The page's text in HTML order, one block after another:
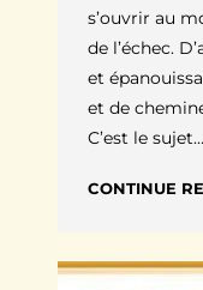
s’ouvrir au
de l’échec.
et
et de
C’est le sujet…
CONTINUE